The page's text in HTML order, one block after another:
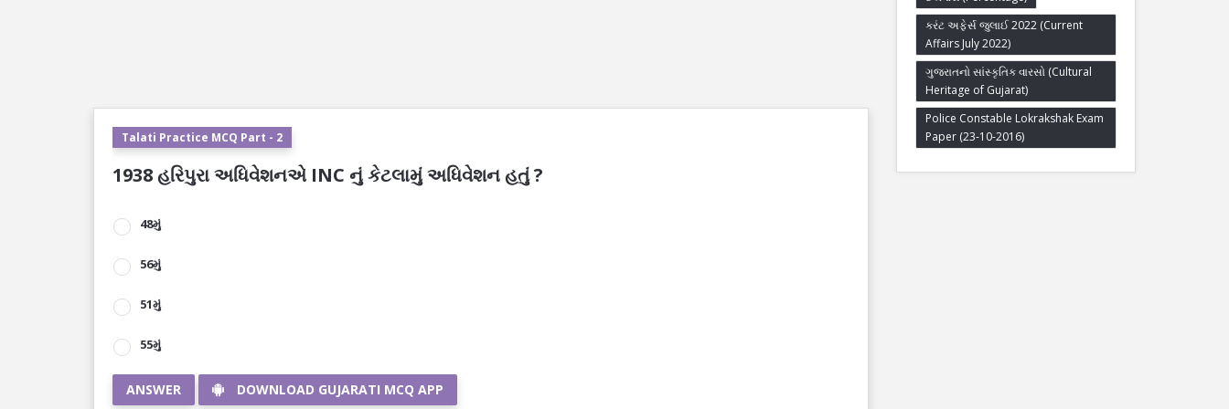
Talati Practice MCQ Part - 2
1938 હરિપુરા અધિવેશનએ INC નું કેટલામું અધિવેશન હતું ?
48મું
56મું
51મું
55મું
ANSWER DOWNLOAD GUJARATI MCQ APP
કરંટ અફેર્સ જુલાઈ 2022 (Current
Affairs July 2022)
ગુજરાતનો સાંસ્કૃતિક વારસો (Cultural
Heritage of Gujarat)
Police Constable Lokrakshak Exam
Paper (23-10-2016)